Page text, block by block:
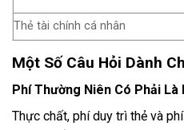
Thẻ tài chính cá nhân
Một Số Câu Hỏi Dành
Phí Thường Niên Có Phải
Thực chất, phí duy trì thẻ và